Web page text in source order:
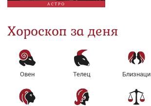
АСТРО
Хороскоп за деня
Овен Телец Близнаци